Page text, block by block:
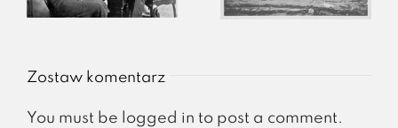
Zostaw komentarz
You must be logged in to post a comment.